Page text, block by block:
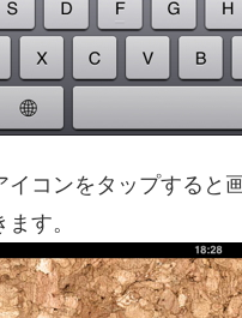
イコンをタップすると
す。